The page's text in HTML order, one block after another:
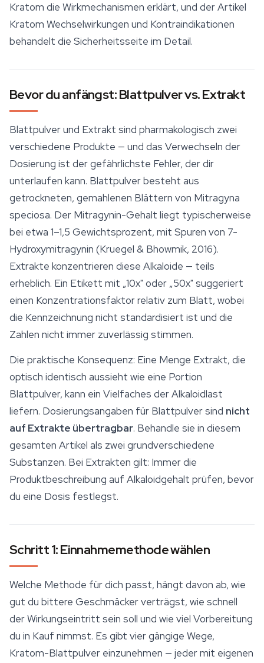
Kratom die Wirkmechanismen erklärt, und der Artikel
Kratom Wechselwirkungen und Kontraindikationen
behandelt die Sicherheitsseite im Detail.
Bevor du anfängst: Blattpulver vs. Extrakt
Blattpulver und Extrakt sind pharmakologisch zwei
verschiedene Produkte — und das Verwechseln der
Dosierung ist der gefährlichste Fehler, der dir
unterlaufen kann. Blattpulver besteht aus
getrockneten, gemahlenen Blättern von Mitragyna
speciosa. Der Mitragynin-Gehalt liegt typischerweise
bei etwa 1–1,5 Gewichtsprozent, mit Spuren von 7-
Hydroxymitragynin (Kruegel & Bhowmik, 2016).
Extrakte konzentrieren diese Alkaloide — teils
erheblich. Ein Etikett mit „10x" oder „50x" suggeriert
einen Konzentrationsfaktor relativ zum Blatt, wobei
die Kennzeichnung nicht standardisiert ist und die
Zahlen nicht immer zuverlässig stimmen.
Die praktische Konsequenz: Eine Menge Extrakt, die
optisch identisch aussieht wie eine Portion
Blattpulver, kann ein Vielfaches der Alkaloidlast
liefern. Dosierungsangaben für Blattpulver sind nicht
auf Extrakte übertragbar. Behandle sie in diesem
gesamten Artikel als zwei grundverschiedene
Substanzen. Bei Extrakten gilt: Immer die
Produktbeschreibung auf Alkaloidgehalt prüfen, bevor
du eine Dosis festlegst.
Schritt 1: Einnahmemethode wählen
Welche Methode für dich passt, hängt davon ab, wie
gut du bittere Geschmäcker verträgst, wie schnell
der Wirkungseintritt sein soll und wie viel Vorbereitung
du in Kauf nimmst. Es gibt vier gängige Wege,
Kratom-Blattpulver einzunehmen — jeder mit eigenen